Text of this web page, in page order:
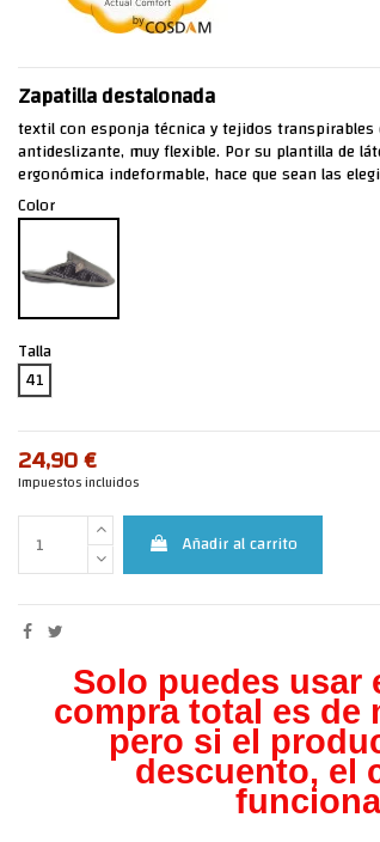
Zapatilla destalonada
textil con esponja técnica y tejidos transpirables
antideslizante, muy flexible. Por su plantilla de
ergonómica indeformable, hace que sean las
Color
Talla
41
24,90 €
Impuestos incluidos
Añadir al carrito
Solo puedes usar
compra total es de
pero si el
descuento, el